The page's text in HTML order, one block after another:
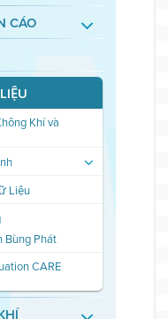
CÁO
Khí và
Liệu
Bùng Phát
CARE